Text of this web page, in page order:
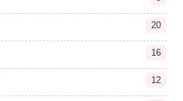
20
16
12